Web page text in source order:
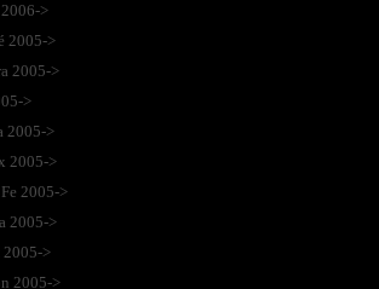
>
2005->
2005->
>
2005->
2005->
2005->
2005->
2005->
2005->